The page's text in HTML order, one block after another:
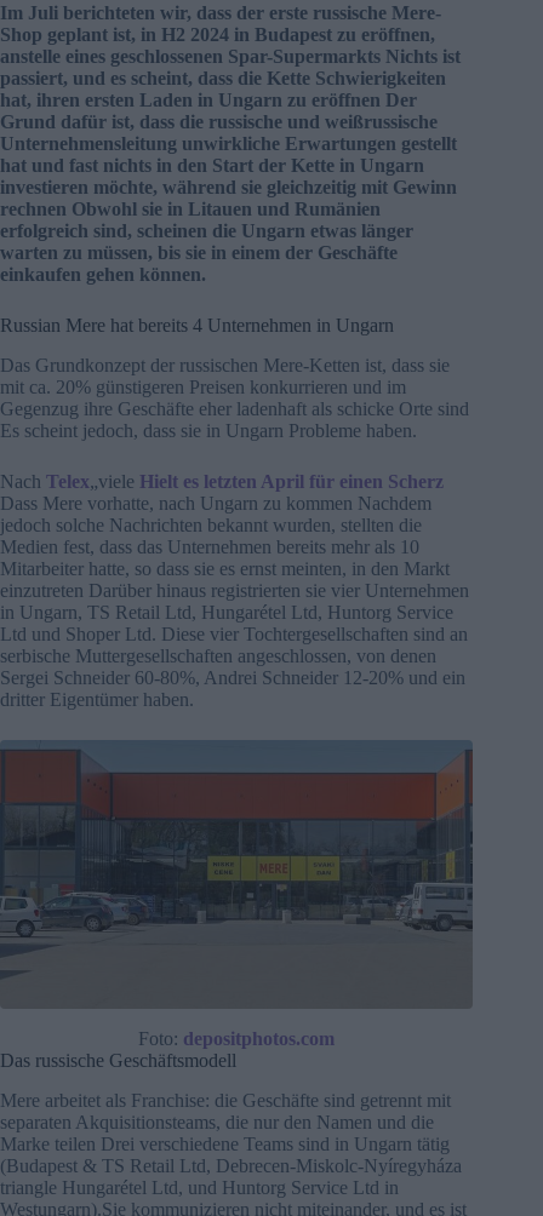
Im Juli berichteten wir, dass der erste russische Mere-
Shop geplant ist, in H2 2024 in Budapest zu eröffnen,
anstelle eines geschlossenen Spar-Supermarkts Nichts ist
passiert, und es scheint, dass die Kette Schwierigkeiten
hat, ihren ersten Laden in Ungarn zu eröffnen Der
Grund dafür ist, dass die russische und weißrussische
Unternehmensleitung unwirkliche Erwartungen gestellt
hat und fast nichts in den Start der Kette in Ungarn
investieren möchte, während sie gleichzeitig mit Gewinn
rechnen Obwohl sie in Litauen und Rumänien
erfolgreich sind, scheinen die Ungarn etwas länger
warten zu müssen, bis sie in einem der Geschäfte
einkaufen gehen können.
Russian Mere hat bereits 4 Unternehmen in Ungarn
Das Grundkonzept der russischen Mere-Ketten ist, dass sie
mit ca. 20% günstigeren Preisen konkurrieren und im
Gegenzug ihre Geschäfte eher ladenhaft als schicke Orte sind
Es scheint jedoch, dass sie in Ungarn Probleme haben.
Nach Telex„viele Hielt es letzten April für einen Scherz
Dass Mere vorhatte, nach Ungarn zu kommen Nachdem
jedoch solche Nachrichten bekannt wurden, stellten die
Medien fest, dass das Unternehmen bereits mehr als 10
Mitarbeiter hatte, so dass sie es ernst meinten, in den Markt
einzutreten Darüber hinaus registrierten sie vier Unternehmen
in Ungarn, TS Retail Ltd, Hungarétel Ltd, Huntorg Service
Ltd und Shoper Ltd. Diese vier Tochtergesellschaften sind an
serbische Muttergesellschaften angeschlossen, von denen
Sergei Schneider 60-80%, Andrei Schneider 12-20% und ein
dritter Eigentümer haben.
Foto: depositphotos.com
Das russische Geschäftsmodell
Mere arbeitet als Franchise: die Geschäfte sind getrennt mit
separaten Akquisitionsteams, die nur den Namen und die
Marke teilen Drei verschiedene Teams sind in Ungarn tätig
(Budapest & TS Retail Ltd, Debrecen-Miskolc-Nyíregyháza
triangle Hungarétel Ltd, und Huntorg Service Ltd in
Westungarn).Sie kommunizieren nicht miteinander, und es ist